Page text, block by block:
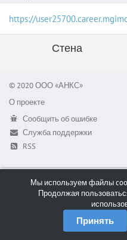
https://
Стена
© 2020 ООО «АНКС»
О проекте
Сообщить об ошибке
Служба поддержки
RSS
Мы используем файлы
Продолжая
Принять